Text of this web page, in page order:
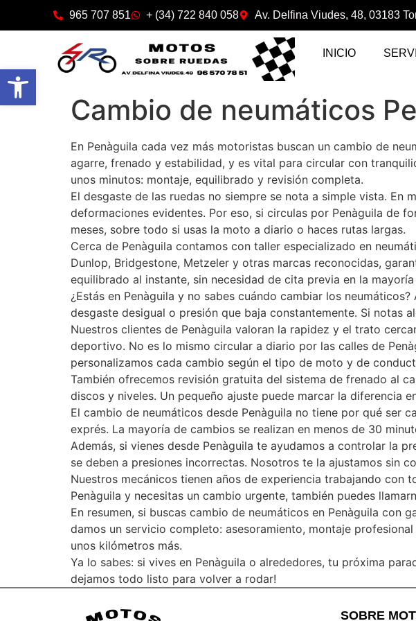
Abrir barra de herramientas
965 707 851 + (34) 722 840 058 Av. Delfina Viudes, 48, 03183
INICIO
Cambio de neumáticos
En Penàguila cada vez más motoristas buscan un cambio de
agarre, frenado y estabilidad, y es vital para circular con
unos minutos: montaje, equilibrado y revisión completa.
El desgaste de las ruedas no siempre se nota a simple vista. En
deformaciones evidentes. Por eso, si circulas por Penàguila de
meses, sobre todo si usas la moto a diario o haces rutas largas.
Cerca de Penàguila contamos con taller especializado en
Dunlop, Bridgestone, Metzeler y otras marcas reconocidas,
equilibrado al instante, sin necesidad de cita previa en la
¿Estás en Penàguila y no sabes cuándo cambiar los
desgaste desigual o presión que baja constantemente. Si notas
Nuestros clientes de Penàguila valoran la rapidez y el trato
deportivo. No es lo mismo circular a diario por las calles de
personalizamos cada cambio según el tipo de moto y de
También ofrecemos revisión gratuita del sistema de frenado al
discos y niveles. Un pequeño ajuste puede marcar la diferencia
El cambio de neumáticos desde Penàguila no tiene por qué ser
exprés. La mayoría de cambios se realizan en menos de 30
Además, si vienes desde Penàguila te ayudamos a controlar la
se deben a presiones incorrectas. Nosotros te la ajustamos sin
Nuestros mecánicos tienen años de experiencia trabajando
Penàguila y necesitas un cambio urgente, también puedes
En resumen, si buscas cambio de neumáticos en Penàguila
damos un servicio completo: asesoramiento, montaje
unos kilómetros más.
Ya lo sabes: si vives en Penàguila o alrededores, tu próxima
dejamos todo listo para volver a rodar!
SOBRE